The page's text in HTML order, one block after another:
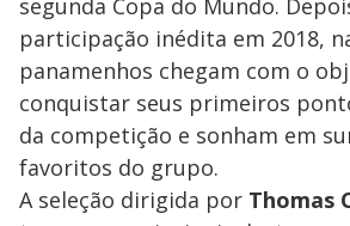
participação inédita em 2018,
panamenhos chegam com o
conquistar seus primeiros
da competição e sonham em
favoritos do grupo.
A seleção dirigida por Thomas